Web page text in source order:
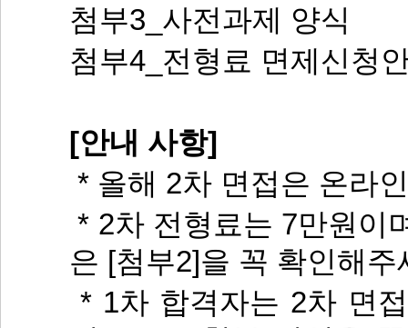
첨부3 사전과제 양식
첨부4 전형료 면제신청
[안내 사항]
* 올해 2차 면접은 온라
* 2차 전형료는 7만원이
은 [첨부2]을 꼭 확인해주
* 1차 합격자는 2차 면